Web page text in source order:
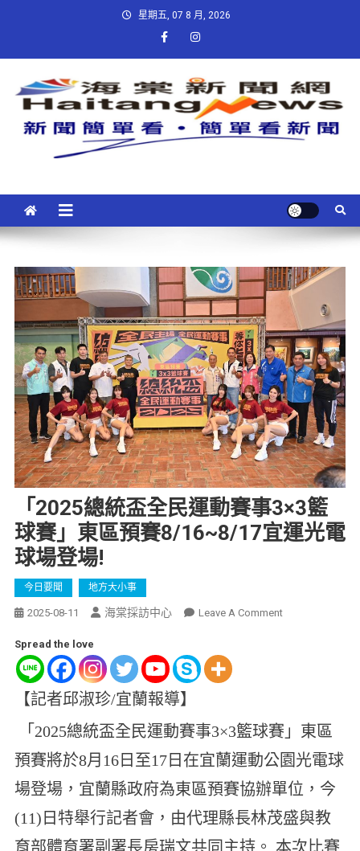
星期五, 07 8 月, 2026
「2025總統盃全民運動賽事3×3籃
球賽」東區預賽8/16~8/17宜運光電
球場登場!
今日要聞 地方大小事
2025-08-11 海棠採訪中心 Leave A Comment
Spread the love
【記者邱淑珍/宜蘭報導】
「2025總統盃全民運動賽事3×3籃球賽」東區
預賽將於8月16日至17日在宜蘭運動公園光電球
場登場，宜蘭縣政府為東區預賽協辦單位，今
(11)日特舉行記者會，由代理縣長林茂盛與教
育部體育署副署長房瑞文共同主持。 本次比賽